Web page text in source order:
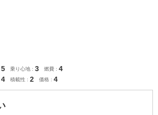
5 乗り心地 3 燃費 4
4 積載性 2 価格 4